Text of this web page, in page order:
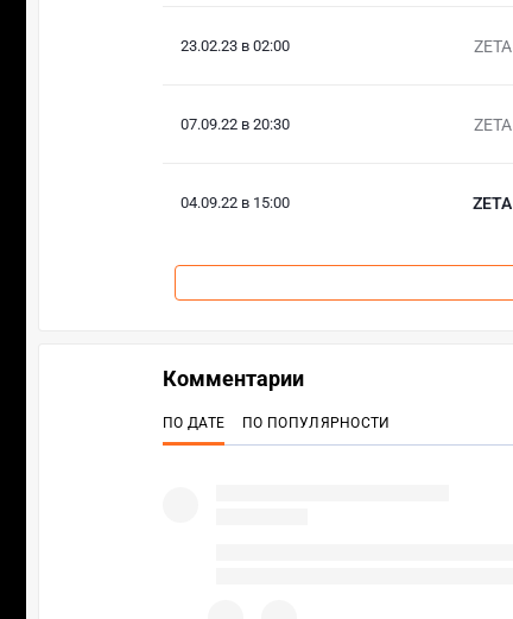
23.02.23 в 02:00 ZETA
07.09.22 в 20:30 ZETA
04.09.22 в 15:00 ZETA
Комментарии
ПО ДАТЕ ПО ПОПУЛЯРНОСТИ